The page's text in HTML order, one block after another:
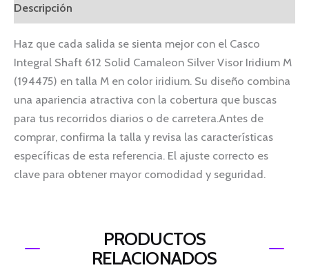
Descripción
Haz que cada salida se sienta mejor con el Casco
Integral Shaft 612 Solid Camaleon Silver Visor Iridium M
(194475) en talla M en color iridium. Su diseño combina
una apariencia atractiva con la cobertura que buscas
para tus recorridos diarios o de carretera.Antes de
comprar, confirma la talla y revisa las características
específicas de esta referencia. El ajuste correcto es
clave para obtener mayor comodidad y seguridad.
PRODUCTOS
RELACIONADOS